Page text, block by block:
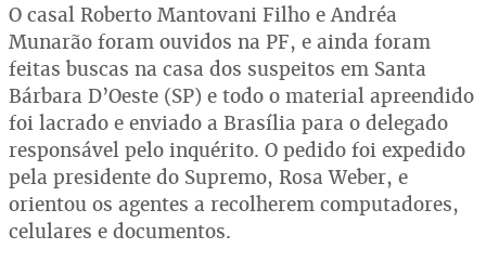
O casal Roberto Mantovani Filho e Andréa
Munarão foram ouvidos na PF, e ainda foram
feitas buscas na casa dos suspeitos em Santa
Bárbara D’Oeste (SP) e todo o material apreendido
foi lacrado e enviado a Brasília para o delegado
responsável pelo inquérito. O pedido foi expedido
pela presidente do Supremo, Rosa Weber, e
orientou os agentes a recolherem computadores,
celulares e documentos.